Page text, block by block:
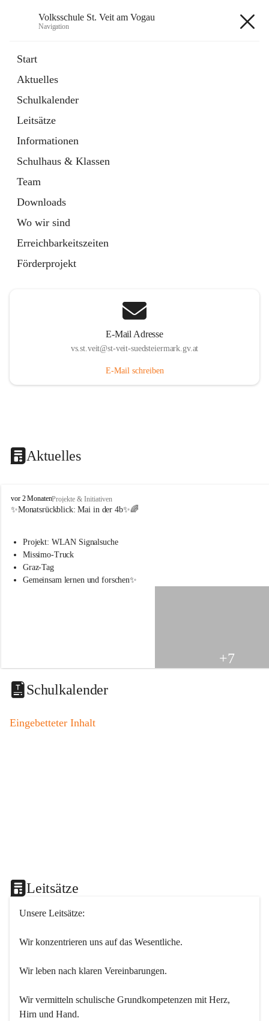
Volksschule St. Veit am Vogau
Navigation
Start
Aktuelles
Schulkalender
Leitsätze
Informationen
Schulhaus & Klassen
Team
Downloads
Wo wir sind
Erreichbarkeitszeiten
Förderprojekt
E-Mail Adresse
vs.st.veit@st-veit-suedsteiermark.gv.at
E-Mail schreiben
Aktuelles
V
o
s
s
c
i
t
a
o
vor 2 MonatenProjekte & Initiativen
✨Monatsrückblick: Mai in der 4b✨🌈
Projekt: WLAN Signalsuche
Missimo-Truck
Graz-Tag
Gemeinsam lernen und forschen✨
+7
Schulkalender
Eingebetteter Inhalt
Leitsätze
Unsere Leitsätze:
Wir konzentrieren uns auf das Wesentliche.
Wir leben nach klaren Vereinbarungen.
Wir vermitteln schulische Grundkompetenzen mit Herz,
Hirn und Hand.